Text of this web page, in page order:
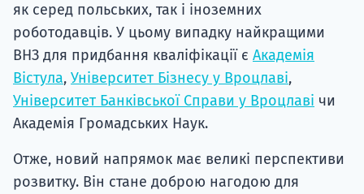
як серед польських, так і іноземних
роботодавців. У цьому випадку найкращими
ВНЗ для придбання кваліфікації є Академія
Вістула, Університет Бізнесу у Вроцлаві,
Університет Банківської Справи у Вроцлаві чи
Академія Громадських Наук.
Отже, новий напрямок має великі перспективи
розвитку. Він стане доброю нагодою для